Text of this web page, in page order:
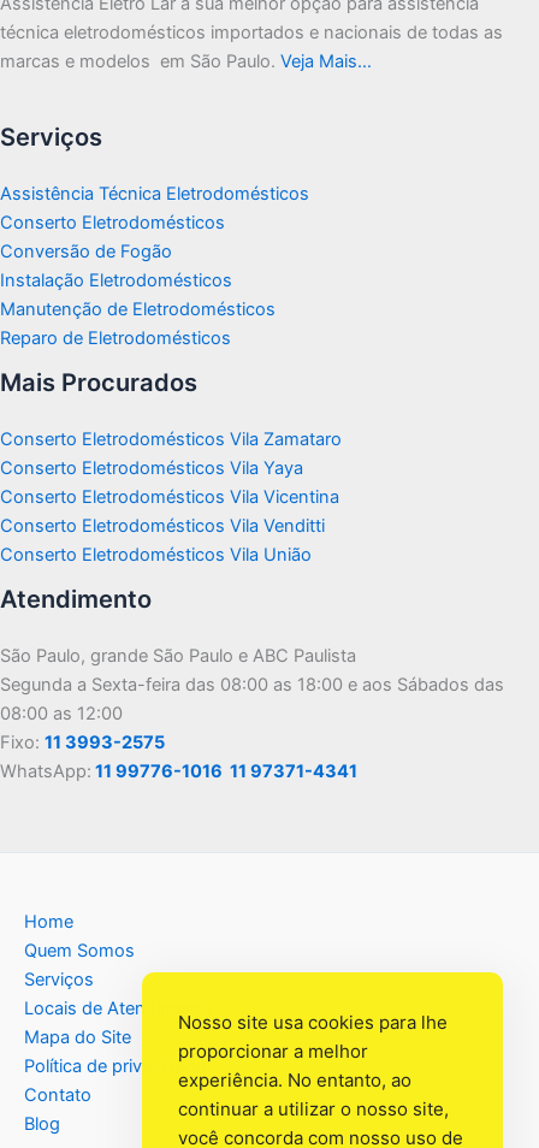
técnica eletrodomésticos importados e nacionais de todas as
marcas e modelos em São Paulo. Veja Mais…
Serviços
Assistência Técnica Eletrodomésticos
Conserto Eletrodomésticos
Conversão de Fogão
Instalação Eletrodomésticos
Manutenção de Eletrodomésticos
Reparo de Eletrodomésticos
Mais Procurados
Conserto Eletrodomésticos Vila Zamataro
Conserto Eletrodomésticos Vila Yaya
Conserto Eletrodomésticos Vila Vicentina
Conserto Eletrodomésticos Vila Venditti
Conserto Eletrodomésticos Vila União
Atendimento
São Paulo, grande São Paulo e ABC Paulista
Segunda a Sexta-feira das 08:00 as 18:00 e aos Sábados das
08:00 as 12:00
Fixo: 11 3993-2575
WhatsApp: 11 99776-1016 11 97371-4341
Home
Quem Somos
Serviços
Locais de Atendimento
Mapa do Site
Política de privacidade
Contato
Blog
Nosso site usa cookies para lhe
proporcionar a melhor
experiência. No entanto, ao
continuar a utilizar o nosso site,
você concorda com nosso uso de